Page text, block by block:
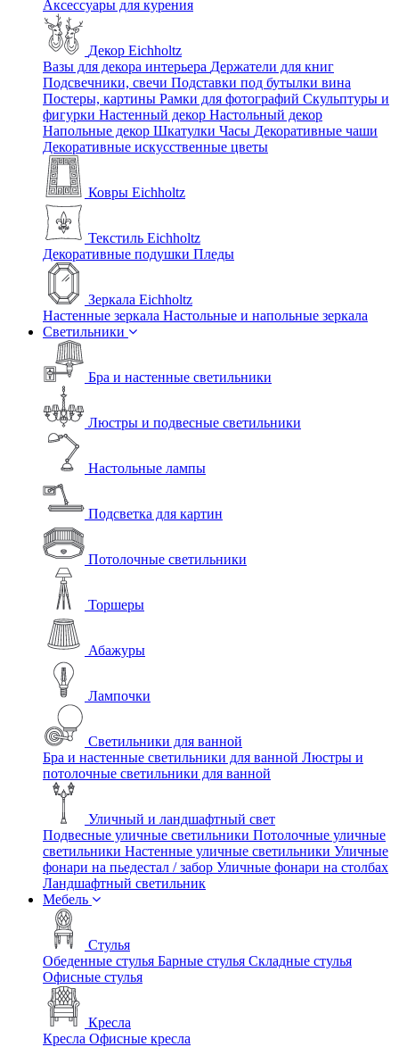
Аксессуары для курения
Декор Eichholtz
Вазы для декора интерьера Держатели для книг
Подсвечники, свечи Подставки под бутылки вина
Постеры, картины Рамки для фотографий Скульптуры и
фигурки Настенный декор Настольный декор
Напольные декор Шкатулки Часы Декоративные чаши
Декоративные искусственные цветы
Ковры Eichholtz
Текстиль Eichholtz
Декоративные подушки Пледы
Зеркала Eichholtz
Настенные зеркала Настольные и напольные зеркала
Светильники
Бра и настенные светильники
Люстры и подвесные светильники
Настольные лампы
Подсветка для картин
Потолочные светильники
Торшеры
Абажуры
Лампочки
Светильники для ванной
Бра и настенные светильники для ванной Люстры и
потолочные светильники для ванной
Уличный и ландшафтный свет
Подвесные уличные светильники Потолочные уличные
светильники Настенные уличные светильники Уличные
фонари на пьедестал / забор Уличные фонари на столбах
Ландшафтный светильник
Мебель
Стулья
Обеденные стулья Барные стулья Складные стулья
Офисные стулья
Кресла
Кресла Офисные кресла